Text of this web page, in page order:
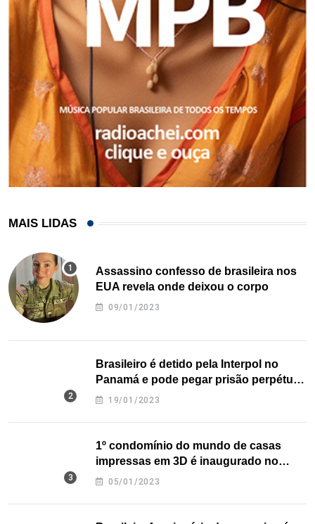
MAIS LIDAS
Assassino confesso de brasileira nos
EUA revela onde deixou o corpo
09/01/2023
Brasileiro é detido pela Interpol no
Panamá e pode pegar prisão perpétua
nos EUA
19/01/2023
1º condomínio do mundo de casas
impressas em 3D é inaugurado no
Texas
05/01/2023